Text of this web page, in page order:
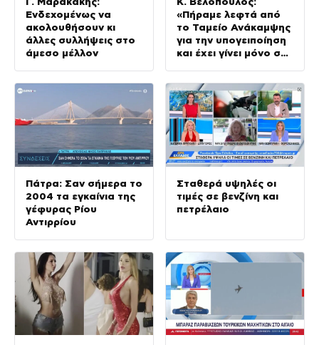
Ενδεχομένως να
ακολουθήσουν κι
άλλες συλλήψεις στο
άμεσο μέλλον
«Πήραμε λεφτά από
το Ταμείο Ανάκαμψης
για την υπογειποίηση
και έχει γίνει μόνο στο
Πάτρα: Σαν σήμερα το
2004 τα εγκαίνια της
γέφυρας Ρίου
Αντιρρίου
Σταθερά υψηλές οι
τιμές σε βενζίνη και
πετρέλαιο